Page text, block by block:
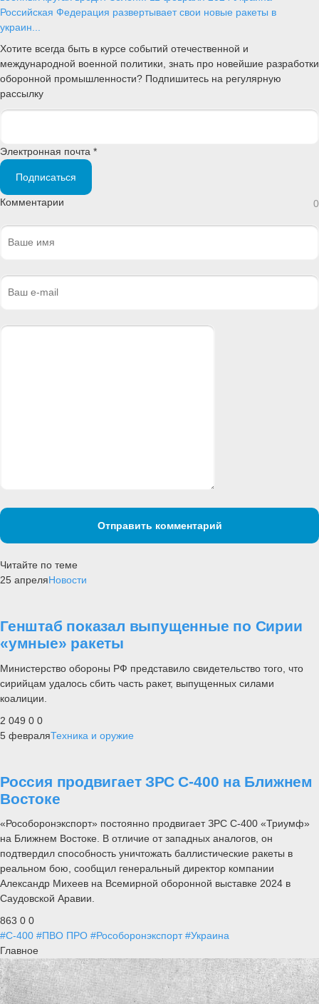
Российская Федерация развертывает свои новые ракеты в
украин...
Хотите всегда быть в курсе событий отечественной и
международной военной политики, знать про новейшие разработки
оборонной промышленности? Подпишитесь на регулярную
рассылку
Электронная почта *
Подписаться
Комментарии 0
Отправить комментарий
Читайте по теме
25 апреляНовости
Генштаб показал выпущенные по Сирии
«умные» ракеты
Министерство обороны РФ представило свидетельство того, что
сирийцам удалось сбить часть ракет, выпущенных силами
коалиции.
2 049 0 0
5 февраляТехника и оружие
Россия продвигает ЗРС С-400 на Ближнем
Востоке
«Рособоронэкспорт» постоянно продвигает ЗРС С-400 «Триумф»
на Ближнем Востоке. В отличие от западных аналогов, он
подтвердил способность уничтожать баллистические ракеты в
реальном бою, сообщил генеральный директор компании
Александр Михеев на Всемирной оборонной выставке 2024 в
Саудовской Аравии.
863 0 0
#С-400 #ПВО ПРО #Рособоронэкспорт #Украина
Главное